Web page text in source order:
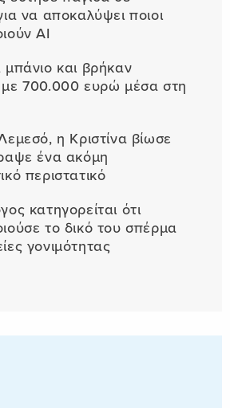
να αποκαλύψει ποιοι
AI
μπάνιο και βρήκαν
700.000 ευρώ μέσα στη
η Κριστίνα βίωσε
ένα ακόμη
περιστατικό
κατηγορείται ότι
το δικό του σπέρμα
γονιμότητας